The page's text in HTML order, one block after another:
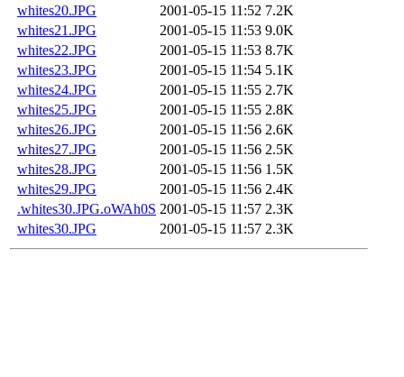
whites20.JPG
2001-05-15 11:52 7.2K
whites21.JPG
2001-05-15 11:53 9.0K
whites22.JPG
2001-05-15 11:53 8.7K
whites23.JPG
2001-05-15 11:54 5.1K
whites24.JPG
2001-05-15 11:55 2.7K
whites25.JPG
2001-05-15 11:55 2.8K
whites26.JPG
2001-05-15 11:56 2.6K
whites27.JPG
2001-05-15 11:56 2.5K
whites28.JPG
2001-05-15 11:56 1.5K
whites29.JPG
2001-05-15 11:56 2.4K
.whites30.JPG.oWAh0S 2001-05-15 11:57 2.3K
whites30.JPG
2001-05-15 11:57 2.3K